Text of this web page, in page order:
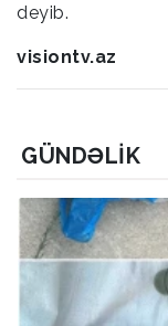
deyib.
visiontv.az
GÜNDƏLIK